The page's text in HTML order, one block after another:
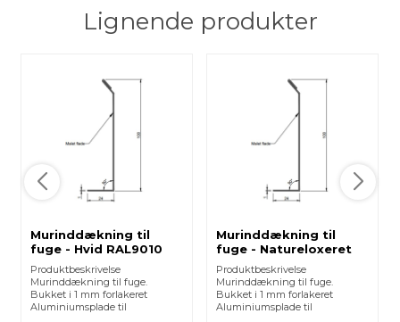
Lignende produkter
Murinddækning til
fuge - Hvid RAL9010
Produktbeskrivelse
Murinddækning til fuge.
Bukket i 1 mm forlakeret
Aluminiumsplade til
Murinddækning til
fuge - Natureloxeret
Produktbeskrivelse
Murinddækning til fuge.
Bukket i 1 mm forlakeret
Aluminiumsplade til